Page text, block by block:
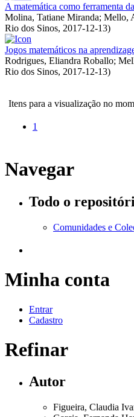
A matemática como ferramenta
Molina, Tatiane Miranda; Mello,
Rio dos Sinos, 2017-12-13)
Jogos matemáticos na
Rodrigues, Eliandra Roballo;
Rio dos Sinos, 2017-12-13)
Itens para a visualização no
1
Navegar
Todo o
Comunidades e
Minha conta
Entrar
Cadastro
Refinar
Autor
Figueira, Claudia